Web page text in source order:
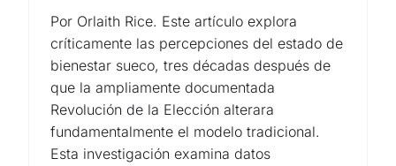
Por Orlaith Rice. Este artículo explora
críticamente las percepciones del estado de
bienestar sueco, tres décadas después de
que la ampliamente documentada
Revolución de la Elección alterara
fundamentalmente el modelo tradicional.
Esta investigación examina datos